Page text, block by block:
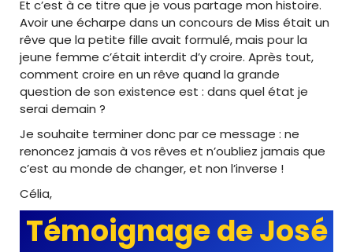
Et c’est à ce titre que je vous partage mon histoire.
Avoir une écharpe dans un concours de Miss était un
rêve que la petite fille avait formulé, mais pour la
jeune femme c’était interdit d’y croire. Après tout,
comment croire en un rêve quand la grande
question de son existence est : dans quel état je
serai demain ?
Je souhaite terminer donc par ce message : ne
renoncez jamais à vos rêves et n’oubliez jamais que
c’est au monde de changer, et non l’inverse !
Célia,
Témoignage de José